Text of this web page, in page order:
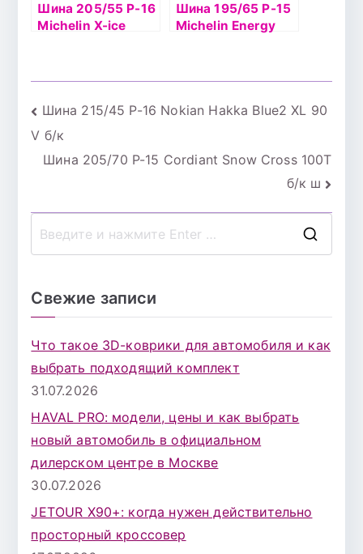
Шина 205/55 Р-16
Michelin X-ice
Шина 195/65 Р-15
Michelin Energy
Навигация
по
Шина 215/45 Р-16 Nokian Hakka Blue2 XL 90
V б/к
Шина 205/70 Р-15 Cordiant Snow Cross 100T
б/к ш
Свежие записи
Что такое 3D-коврики для автомобиля и как
выбрать подходящий комплект
31.07.2026
HAVAL PRO: модели, цены и как выбрать
новый автомобиль в официальном
дилерском центре в Москве
30.07.2026
JETOUR X90+: когда нужен действительно
просторный кроссовер